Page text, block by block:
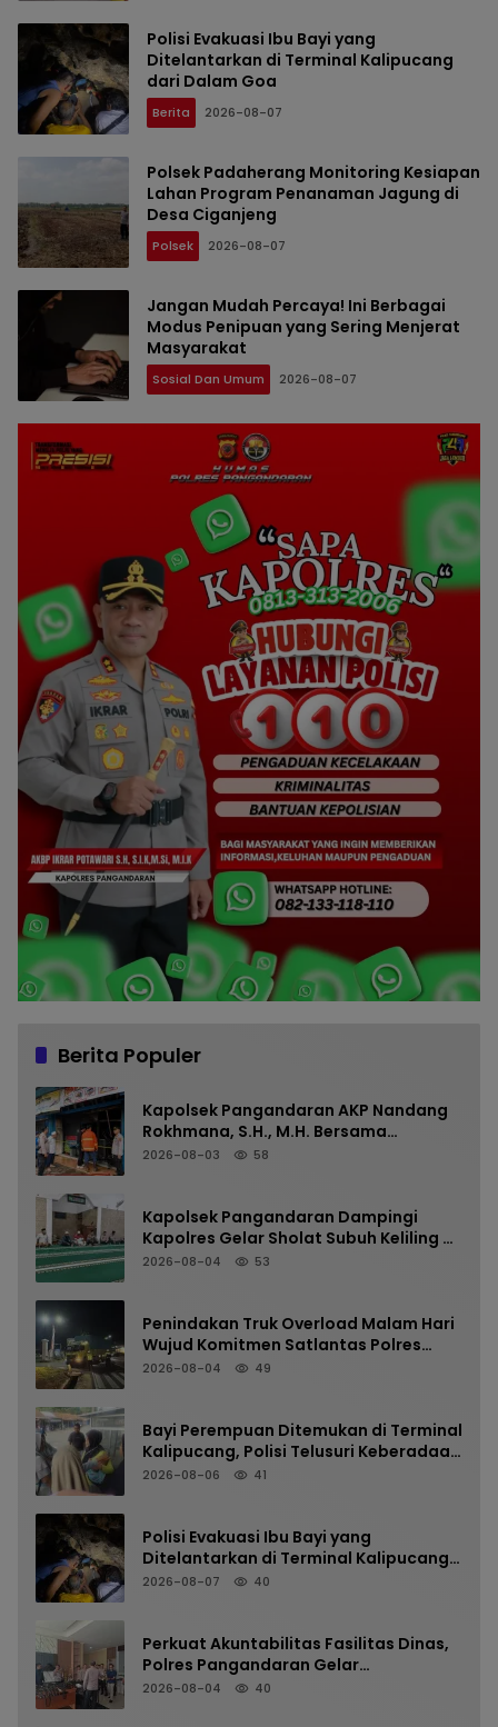
Polisi Evakuasi Ibu Bayi yang
Ditelantarkan di Terminal Kalipucang
dari Dalam Goa
Berita 2026-08-07
Polsek Padaherang Monitoring Kesiapan
Lahan Program Penanaman Jagung di
Desa Ciganjeng
Polsek 2026-08-07
Jangan Mudah Percaya! Ini Berbagai
Modus Penipuan yang Sering Menjerat
Masyarakat
Sosial Dan Umum 2026-08-07
Berita Populer
Kapolsek Pangandaran AKP Nandang
Rokhmana, S.H., M.H. Bersama
Anggota Cek TKP Kebakaran Ruko
2026-08-03 58
Kapolsek Pangandaran Dampingi
Kapolres Gelar Sholat Subuh Keliling di
Masjid Jami Al-Furqon, Pererat
2026-08-04 53
Penindakan Truk Overload Malam Hari
Wujud Komitmen Satlantas Polres
Pangandaran Menjaga Keselamatan
2026-08-04 49
Bayi Perempuan Ditemukan di Terminal
Kalipucang, Polisi Telusuri Keberadaan
Orang Tua
2026-08-06 41
Polisi Evakuasi Ibu Bayi yang
Ditelantarkan di Terminal Kalipucang
dari Dalam Goa
2026-08-07 40
Perkuat Akuntabilitas Fasilitas Dinas,
Polres Pangandaran Gelar
Pemeriksaan Senpi Berkala
2026-08-04 40